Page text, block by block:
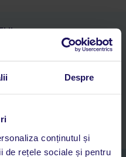
Despre
conținutul și
de rețele sociale și pentru
toată lumea
vacanțe și hoteluri, într-o